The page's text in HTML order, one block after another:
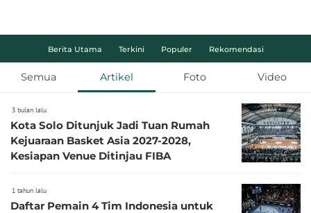
Berita Utama Terkini Populer Rekomendasi
Semua Artikel Foto Video
3 bulan lalu
Kota Solo Ditunjuk Jadi Tuan Rumah
Kejuaraan Basket Asia 2027-2028,
Kesiapan Venue Ditinjau FIBA
1 tahun lalu
Daftar Pemain 4 Tim Indonesia untuk